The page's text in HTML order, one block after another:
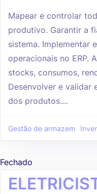
Mapear e controlar
produtivo. Garantir a
sistema. Implementar
operacionais no ERP.
stocks, consumos,
Desenvolver e validar
dos produtos....
Gestão de armazem
Fechado